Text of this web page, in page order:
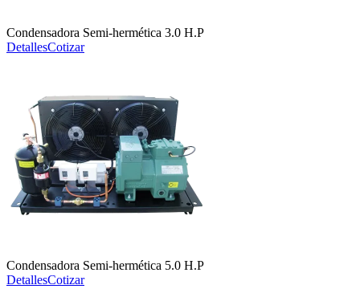
Condensadora Semi-hermética 3.0 H.P
DetallesCotizar
Condensadora Semi-hermética 5.0 H.P
DetallesCotizar